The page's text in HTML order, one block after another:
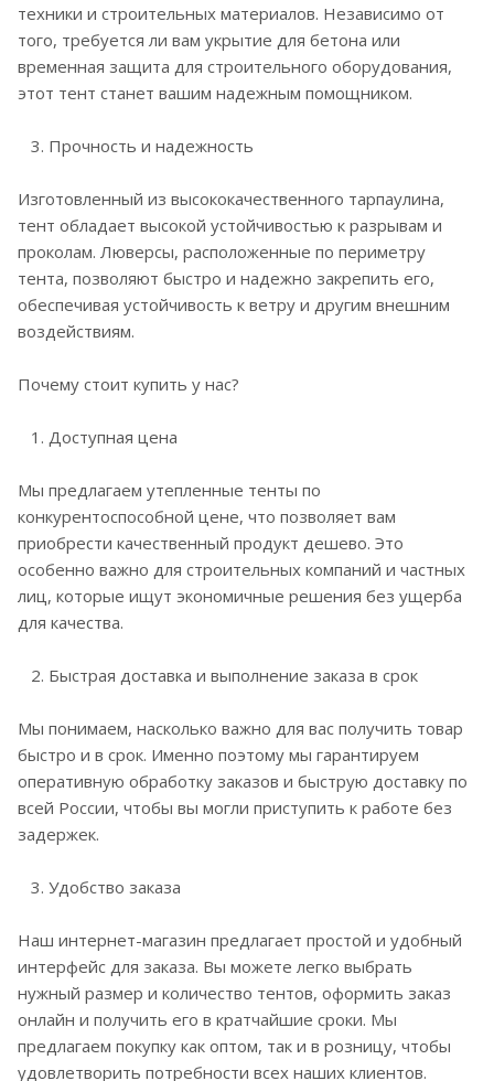
техники и строительных материалов. Независимо от
того, требуется ли вам укрытие для бетона или
временная защита для строительного оборудования,
этот тент станет вашим надежным помощником.
3. Прочность и надежность
Изготовленный из высококачественного тарпаулина,
тент обладает высокой устойчивостью к разрывам и
проколам. Люверсы, расположенные по периметру
тента, позволяют быстро и надежно закрепить его,
обеспечивая устойчивость к ветру и другим внешним
воздействиям.
Почему стоит купить у нас?
1. Доступная цена
Мы предлагаем утепленные тенты по
конкурентоспособной цене, что позволяет вам
приобрести качественный продукт дешево. Это
особенно важно для строительных компаний и частных
лиц, которые ищут экономичные решения без ущерба
для качества.
2. Быстрая доставка и выполнение заказа в срок
Мы понимаем, насколько важно для вас получить товар
быстро и в срок. Именно поэтому мы гарантируем
оперативную обработку заказов и быструю доставку по
всей России, чтобы вы могли приступить к работе без
задержек.
3. Удобство заказа
Наш интернет-магазин предлагает простой и удобный
интерфейс для заказа. Вы можете легко выбрать
нужный размер и количество тентов, оформить заказ
онлайн и получить его в кратчайшие сроки. Мы
предлагаем покупку как оптом, так и в розницу, чтобы
удовлетворить потребности всех наших клиентов.